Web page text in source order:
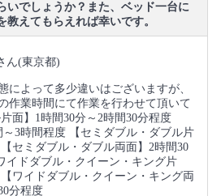
いでしょうか？また、ベッド一台に
教えてもらえれば幸いです。
ん(東京都)
によって多少違いはございますが、
作業時間にて作業を行わせて頂いて
面】1時間30分～2時間30分程度
～3時間程度 【セミダブル・ダブル片
セミダブル・ダブル両面】2時間30
イドダブル・クイーン・キング片
ワイドダブル・クイーン・キング両
分程度